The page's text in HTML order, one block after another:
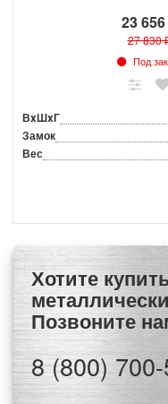
23
27 830
Под
ВxШxГ
Замок
Вес
Хотите купить продукцию из категории Ключницы
Позвоните
8 (800)